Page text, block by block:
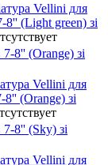
Vellini для
8'' (Light green) зі
8'' (Orange) зі
Vellini для
(Orange) зі
8'' (Sky) зі
Vellini для